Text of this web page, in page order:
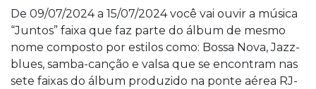
De 09/07/2024 a 15/07/2024 você vai ouvir a música
“Juntos” faixa que faz parte do álbum de mesmo
nome composto por estilos como: Bossa Nova, Jazz-
blues, samba-canção e valsa que se encontram nas
sete faixas do álbum produzido na ponte aérea RJ-